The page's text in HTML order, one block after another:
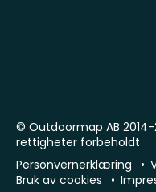
© Outdoormap AB 2014-
rettigheter forbeholdt
Personvernerklæring
Bruk av cookies